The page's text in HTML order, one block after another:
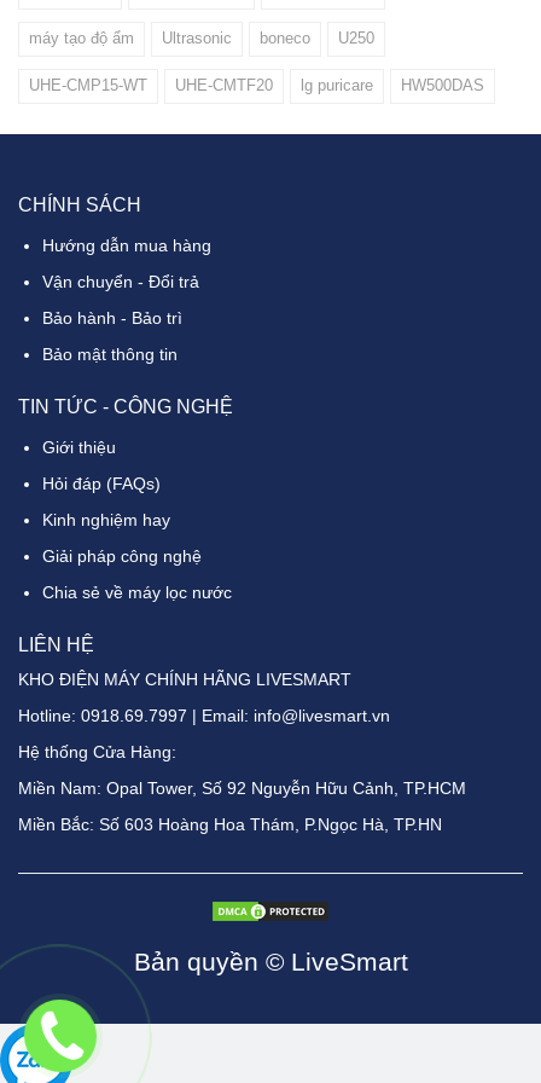
máy tạo độ ẩm Ultrasonic boneco U250
UHE-CMP15-WT UHE-CMTF20 lg puricare HW500DAS
CHÍNH SÁCH
Hướng dẫn mua hàng
Vận chuyển - Đổi trả
Bảo hành - Bảo trì
Bảo mật thông tin
TIN TỨC - CÔNG NGHỆ
Giới thiệu
Hỏi đáp (FAQs)
Kinh nghiệm hay
Giải pháp công nghệ
Chia sẻ về máy lọc nước
LIÊN HỆ
KHO ĐIỆN MÁY CHÍNH HÃNG LIVESMART
Hotline: 0918.69.7997 | Email: info@livesmart.vn
Hệ thống Cửa Hàng:
Miền Nam: Opal Tower, Số 92 Nguyễn Hữu Cảnh, TP.HCM
Miền Bắc: Số 603 Hoàng Hoa Thám, P.Ngọc Hà, TP.HN
Bản quyền © LiveSmart